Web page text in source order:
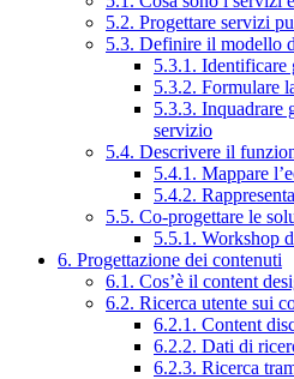
5.2. Progettare servizi
5.3. Definire il modello
5.3.1.
5.3.2. Formulare
5.3.3. Inquadrare
servizio
5.4. Descrivere il
5.4.1. Mappare
5.4.2.
5.5. Co-progettare le
5.5.1. Workshop
6. Progettazione dei contenuti
6.1. Cos’è il content
6.2. Ricerca utente sui
6.2.1. Content
6.2.2. Dati di
6.2.3. Ricerca